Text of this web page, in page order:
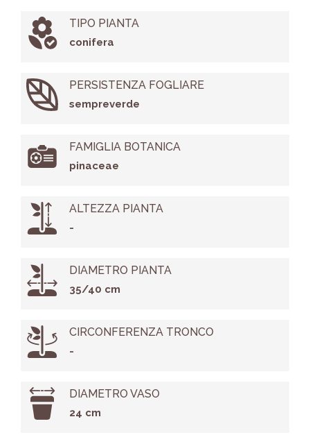
TIPO PIANTA
conifera
PERSISTENZA FOGLIARE
sempreverde
FAMIGLIA BOTANICA
pinaceae
ALTEZZA PIANTA
-
DIAMETRO PIANTA
35/40 cm
CIRCONFERENZA TRONCO
-
DIAMETRO VASO
24 cm